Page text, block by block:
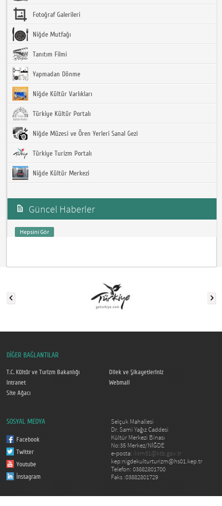
Fotoğraf Galerileri
Niğde Mutfağı
Tanıtım Filmi
Yapmadan Dönme
Niğde Kültür Varlıkları
Türkiye Kültür Portalı
Niğde Müzesi ve Ören Yerleri Sanal Gezi
Türkiye Turizm Portalı
Niğde Kültür Merkezi
Güncel Haberler
Hepsini Gör
DİĞER BAĞLANTILAR
T.C. Kültür ve Turizm Bakanlığı
Dilek ve Şikayetleriniz
Intranet
Webmail
Site Ağacı
SOSYAL MEDYA
Facebook
Twitter
Youtube
İnstagram
Selçuk Mahallesi
Dr. Sami Yağız Caddesi
Kültür Merkezi Binası
No:35 Merkez/NİĞDE
e-posta: iktm51@ktb.gov.tr
kep:nigdekulturturizm@hs01.kep.tr
Telefon: 03882801700
Faks :03882801729